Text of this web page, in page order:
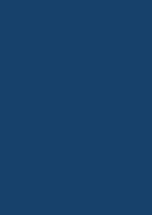
le contenu de